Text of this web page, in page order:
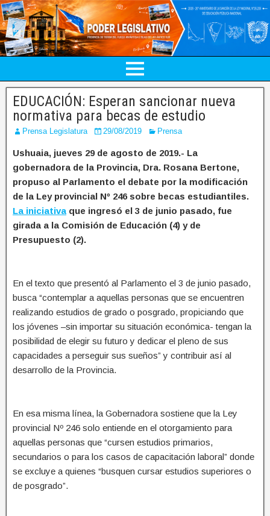
EDUCACIÓN: Esperan sancionar nueva
normativa para becas de estudio
Prensa Legislatura 29/08/2019 Prensa
Ushuaia, jueves 29 de agosto de 2019.- La
gobernadora de la Provincia, Dra. Rosana Bertone,
propuso al Parlamento el debate por la modificación
de la Ley provincial Nº 246 sobre becas estudiantiles.
La iniciativa que ingresó el 3 de junio pasado, fue
girada a la Comisión de Educación (4) y de
Presupuesto (2).
En el texto que presentó al Parlamento el 3 de junio pasado,
busca “contemplar a aquellas personas que se encuentren
realizando estudios de grado o posgrado, propiciando que
los jóvenes –sin importar su situación económica- tengan la
posibilidad de elegir su futuro y dedicar el pleno de sus
capacidades a perseguir sus sueños” y contribuir así al
desarrollo de la Provincia.
En esa misma línea, la Gobernadora sostiene que la Ley
provincial Nº 246 solo entiende en el otorgamiento para
aquellas personas que “cursen estudios primarios,
secundarios o para los casos de capacitación laboral” donde
se excluye a quienes “busquen cursar estudios superiores o
de posgrado”.